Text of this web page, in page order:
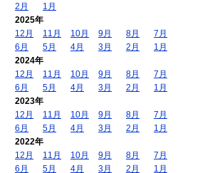
2月
1月
2025年
12月
11月 10月 9月 8月
7月
6月
5月 4月 3月 2月
1月
2024年
12月
11月 10月 9月 8月
7月
6月
5月 4月 3月 2月
1月
2023年
12月
11月 10月 9月 8月
7月
6月
5月 4月 3月 2月
1月
2022年
12月
11月 10月 9月 8月
7月
6月
5月 4月 3月 2月 1月